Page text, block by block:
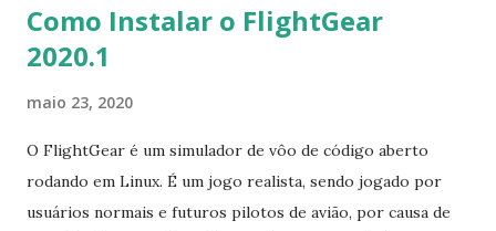
Como Instalar o FlightGear
2020.1
maio 23, 2020
O FlightGear é um simulador de vôo de código aberto
rodando em Linux. É um jogo realista, sendo jogado por
usuários normais e futuros pilotos de avião, por causa de